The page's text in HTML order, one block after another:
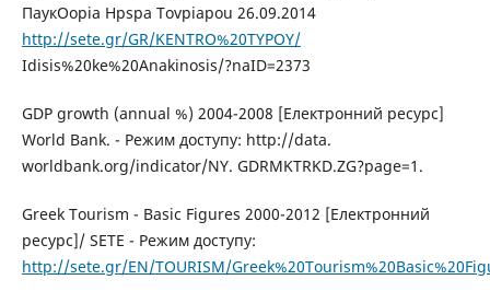
ПаукОоріа Hpspa Tovpiapou 26.09.2014
http://sete.gr/GR/KENTRO%20TYPOY/
Idisis%20ke%20Anakinosis/?naID=2373
GDP growth (annual %) 2004-2008 [Електронний ресурс]
World Bank. - Режим доступу: http://data.
worldbank.org/indicator/NY. GDRMKTRKD.ZG?page=1.
Greek Tourism - Basic Figures 2000-2012 [Електронний
ресурс]/ SETE - Режим доступу:
http://sete.gr/EN/TOURISM/